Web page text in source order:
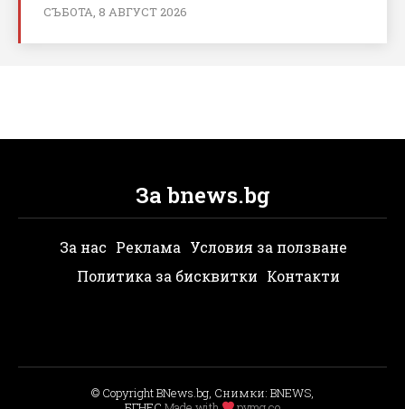
СЪБОТА, 8 АВГУСТ 2026
За bnews.bg
За нас Реклама Условия за ползване
Политика за бисквитки Контакти
© Copyright BNews.bg, Снимки: BNEWS,